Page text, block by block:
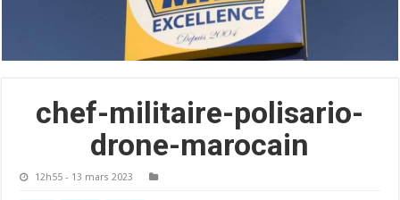
chef-militaire-polisario-
drone-marocain
12h55 - 13 mars 2023